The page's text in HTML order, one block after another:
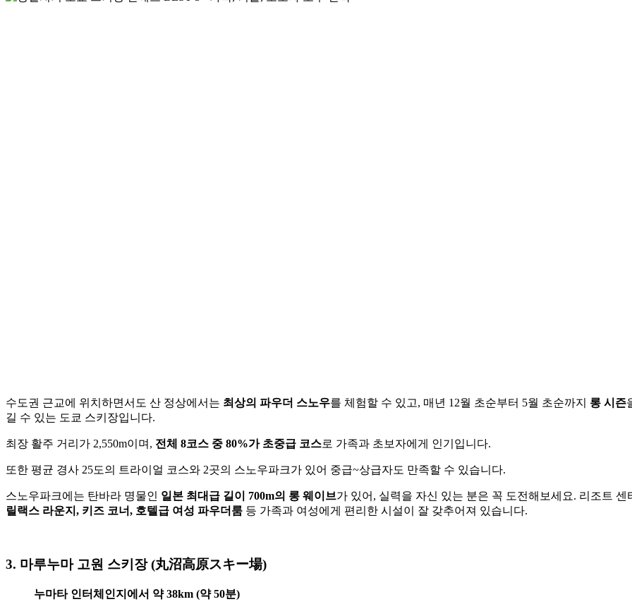
수도권 근교에 위치하면서도 산 정상에서는 최상의 파우더 스노우를 체험할 수 있고, 매년 12월 초순부터 5월 초순까지 롱 시즌
길 수 있는 도쿄 스키장입니다.
최장 활주 거리가 2,550m이며, 전체 8코스 중 80%가 초중급 코스로 가족과 초보자에게 인기입니다.
또한 평균 경사 25도의 트라이얼 코스와 2곳의 스노우파크가 있어 중급~상급자도 만족할 수 있습니다.
스노우파크에는 탄바라 명물인 일본 최대급 길이 700m의 롱 웨이브가 있어, 실력을 자신 있는 분은 꼭 도전해보세요. 리조트 센
릴랙스 라운지, 키즈 코너, 호텔급 여성 파우더룸 등 가족과 여성에게 편리한 시설이 잘 갖추어져 있습니다.
3. 마루누마 고원 스키장 (丸沼高原スキー場)
누마타 인터체인지에서 약 38km (약 50분)